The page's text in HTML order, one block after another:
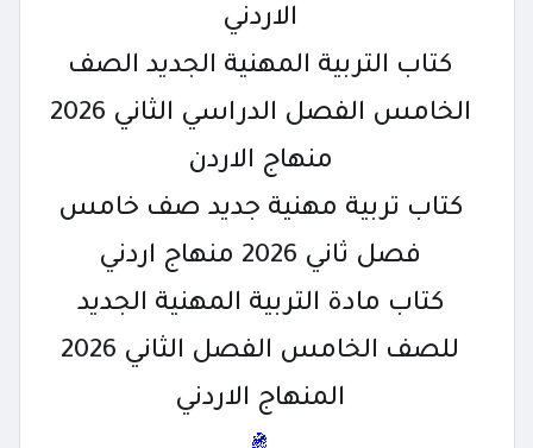
الاردني
كتاب التربية المهنية الجديد الصف
الخامس الفصل الدراسي الثاني 2026
منهاج الاردن
كتاب تربية مهنية جديد صف خامس
فصل ثاني 2026 منهاج اردني
كتاب مادة التربية المهنية الجديد
للصف الخامس الفصل الثاني 2026
المنهاج الاردني